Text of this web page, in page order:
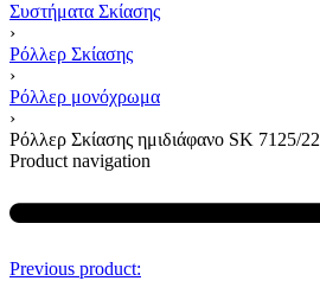
Συστήματα Σκίασης
›
Ρόλλερ Σκίασης
›
Ρόλλερ μονόχρωμα
›
Ρόλλερ Σκίασης ημιδιάφανο SK 7125/22
Product navigation
Previous product: